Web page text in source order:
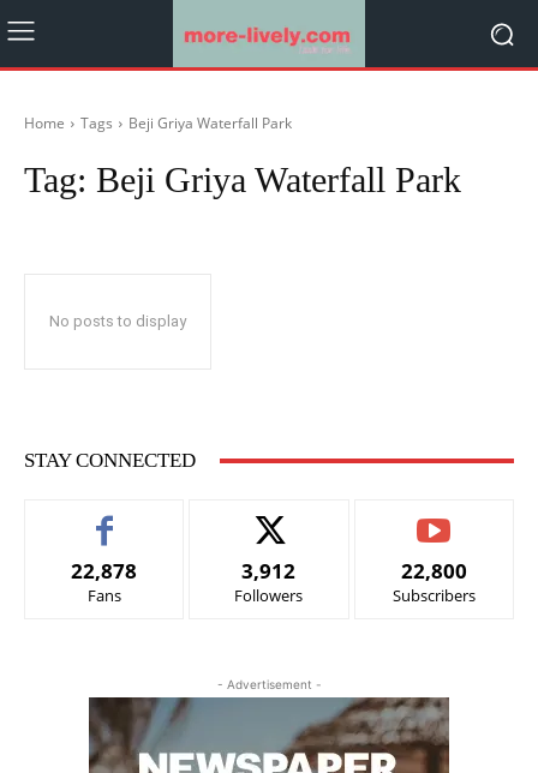
Home Tags Beji Griya Waterfall Park
Tag: Beji Griya Waterfall Park
No posts to display
STAY CONNECTED
22,878
Fans
3,912
Followers
22,800
Subscribers
- Advertisement -